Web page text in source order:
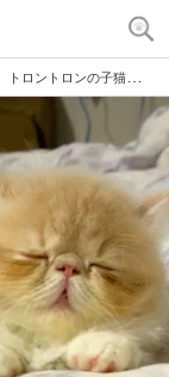
猫ちゃんは打ち勝てるのか…♪